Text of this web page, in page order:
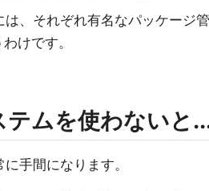
、それぞれ有名なパッケージ
けです。
ムを使わないと
手間になります。